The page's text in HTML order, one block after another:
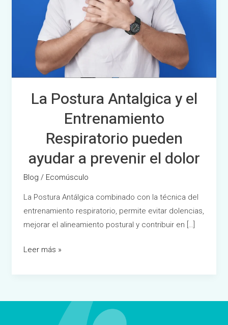
La Postura Antalgica y el
Entrenamiento
Respiratorio pueden
ayudar a prevenir el dolor
Blog / Ecomúsculo
La Postura Antálgica combinado con la técnica del
entrenamiento respiratorio, permite evitar dolencias,
mejorar el alineamiento postural y contribuir en […]
prevenir
dolor
Leer más »